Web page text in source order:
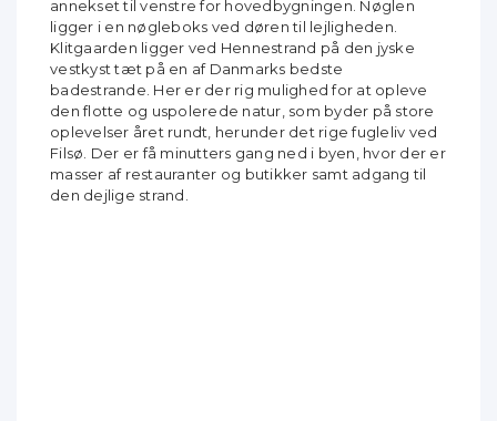
annekset til venstre for hovedbygningen. Nøglen
ligger i en nøgleboks ved døren til lejligheden.
Klitgaarden ligger ved Hennestrand på den jyske
vestkyst tæt på en af Danmarks bedste
badestrande. Her er der rig mulighed for at opleve
den flotte og uspolerede natur, som byder på store
oplevelser året rundt, herunder det rige fugleliv ved
Filsø. Der er få minutters gang ned i byen, hvor der er
masser af restauranter og butikker samt adgang til
den dejlige strand.